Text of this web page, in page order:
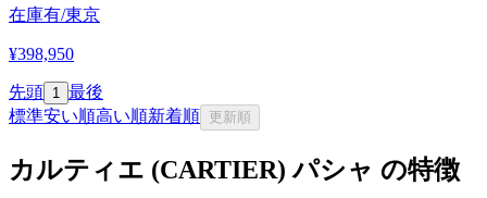
在庫有/東京
¥398,950
先頭 1
最後
標準安い順高い順新着順 更新順
カルティエ (CARTIER) パシャ の特徴